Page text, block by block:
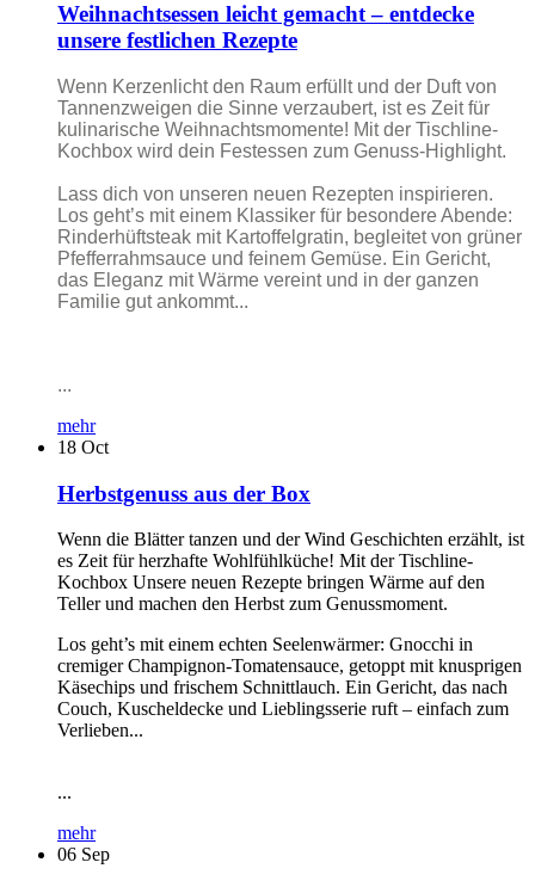
Weihnachtsessen leicht gemacht – entdecke
unsere festlichen Rezepte
Wenn Kerzenlicht den Raum erfüllt und der Duft von
Tannenzweigen die Sinne verzaubert, ist es Zeit für
kulinarische Weihnachtsmomente! Mit der Tischline-
Kochbox wird dein Festessen zum Genuss-Highlight.
Lass dich von unseren neuen Rezepten inspirieren.
Los geht’s mit einem Klassiker für besondere Abende:
Rinderhüftsteak mit Kartoffelgratin, begleitet von grüner
Pfefferrahmsauce und feinem Gemüse. Ein Gericht,
das Eleganz mit Wärme vereint und in der ganzen
Familie gut ankommt...
...
mehr
18 Oct
Herbstgenuss aus der Box
Wenn die Blätter tanzen und der Wind Geschichten erzählt, ist
es Zeit für herzhafte Wohlfühlküche! Mit der Tischline-
Kochbox Unsere neuen Rezepte bringen Wärme auf den
Teller und machen den Herbst zum Genussmoment.
Los geht’s mit einem echten Seelenwärmer: Gnocchi in
cremiger Champignon-Tomatensauce, getoppt mit knusprigen
Käsechips und frischem Schnittlauch. Ein Gericht, das nach
Couch, Kuscheldecke und Lieblingsserie ruft – einfach zum
Verlieben...
...
mehr
06 Sep